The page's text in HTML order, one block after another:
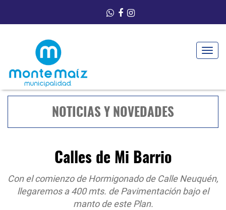
Toggle
NOTICIAS Y NOVEDADES
Calles de Mi Barrio
Con el comienzo de Hormigonado de Calle Neuquén,
llegaremos a 400 mts. de Pavimentación bajo el
manto de este Plan.